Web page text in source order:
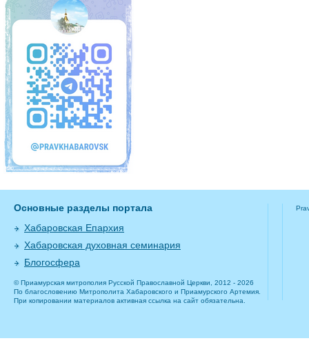
Основные разделы портала
Хабаровская Епархия
Хабаровская духовная семинария
Блогосфера
© Приамурская митрополия Русской Православной Церкви, 2012 - 2026
По благословению Митрополита Хабаровского и Приамурского Артемия.
При копировании материалов активная ссылка на сайт обязательна.